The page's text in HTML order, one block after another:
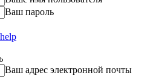
Ваш пароль
Ваш адрес электронной почты